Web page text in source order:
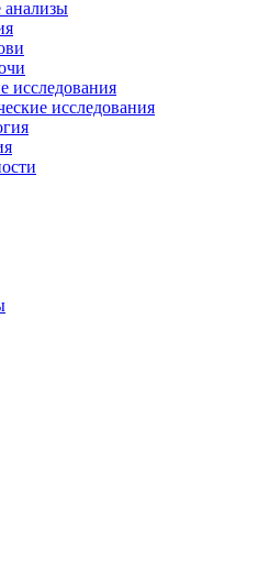
исследования
исследования